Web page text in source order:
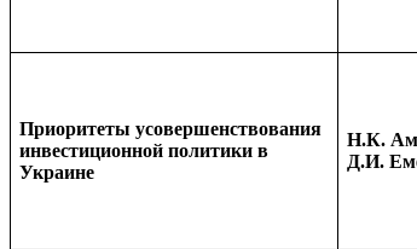
Приоритеты усовершенствования
инвестиционной политики в
Украине
Н.К.
Д.И.